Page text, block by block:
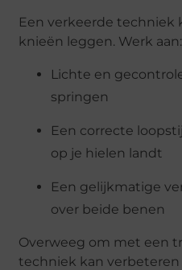
Een verkeerde techniek
knieën leggen. Werk aan:
Lichte en
springen
Een correcte
op je hielen landt
Een gelijkmatige
over beide benen
Overweeg om met een
techniek kan verbeteren